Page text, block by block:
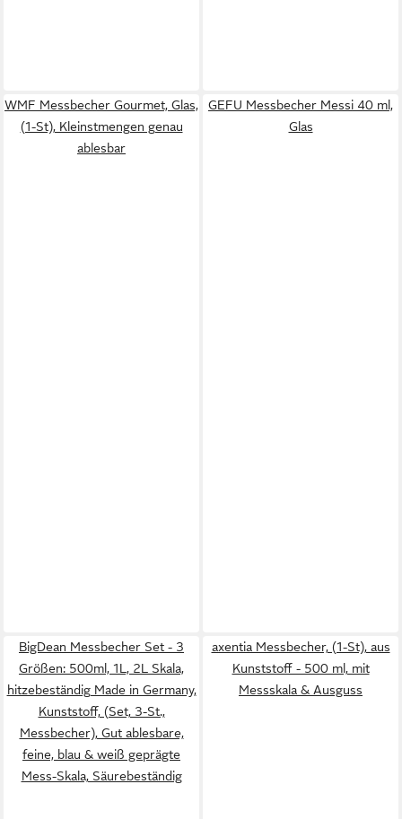
WMF Messbecher Gourmet, Glas,
(1-St), Kleinstmengen genau
ablesbar
GEFU Messbecher Messi 40 ml,
Glas
BigDean Messbecher Set - 3
Größen: 500ml, 1L, 2L Skala,
hitzebeständig Made in Germany,
Kunststoff, (Set, 3-St.,
Messbecher), Gut ablesbare,
feine, blau & weiß geprägte
Mess-Skala, Säurebeständig
axentia Messbecher, (1-St), aus
Kunststoff - 500 ml, mit
Messskala & Ausguss